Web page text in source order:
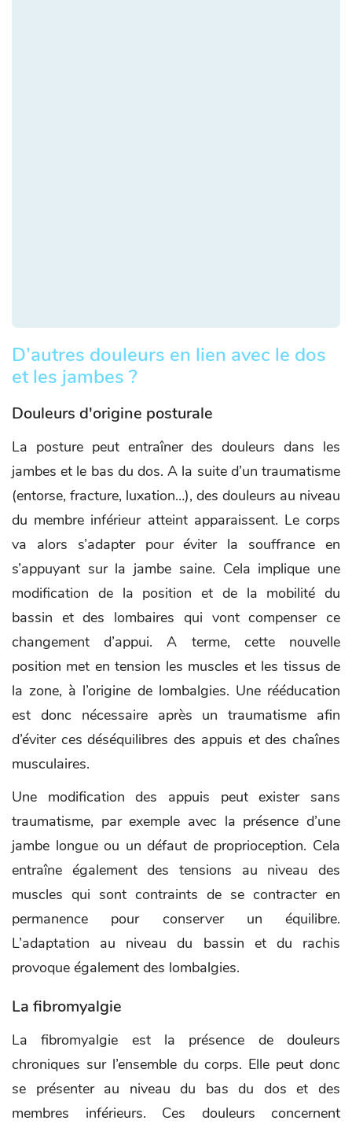
D’autres douleurs en lien avec le dos
et les jambes ?
Douleurs d'origine posturale
La posture peut entraîner des douleurs dans les
jambes et le bas du dos. A la suite d’un traumatisme
(entorse, fracture, luxation…), des douleurs au niveau
du membre inférieur atteint apparaissent. Le corps
va alors s’adapter pour éviter la souffrance en
s’appuyant sur la jambe saine. Cela implique une
modification de la position et de la mobilité du
bassin et des lombaires qui vont compenser ce
changement d’appui. A terme, cette nouvelle
position met en tension les muscles et les tissus de
la zone, à l’origine de lombalgies. Une rééducation
est donc nécessaire après un traumatisme afin
d’éviter ces déséquilibres des appuis et des chaînes
musculaires.
Une modification des appuis peut exister sans
traumatisme, par exemple avec la présence d’une
jambe longue ou un défaut de proprioception. Cela
entraîne également des tensions au niveau des
muscles qui sont contraints de se contracter en
permanence pour conserver un équilibre.
L’adaptation au niveau du bassin et du rachis
provoque également des lombalgies.
La fibromyalgie
La fibromyalgie est la présence de douleurs
chroniques sur l’ensemble du corps. Elle peut donc
se présenter au niveau du bas du dos et des
membres inférieurs. Ces douleurs concernent